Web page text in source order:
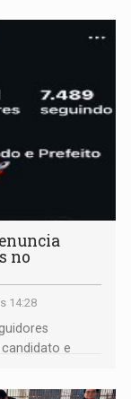
no
14:28
e